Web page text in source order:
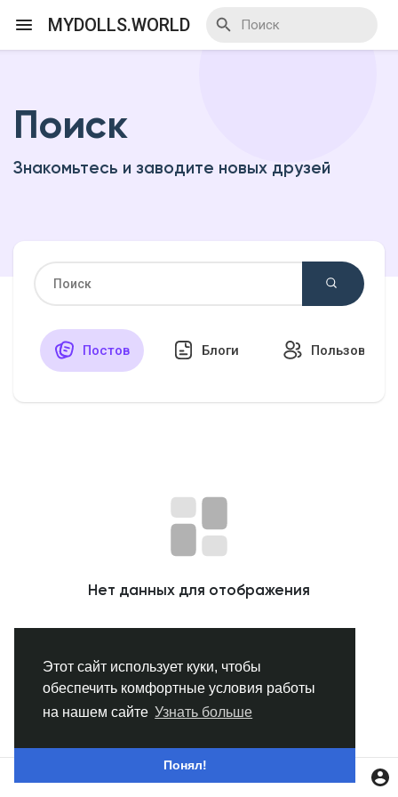
Этот сайт использует куки, чтобы
обеспечить комфортные условия работы
на нашем сайте Узнать больше
Понял!
MYDOLLS.WORLD
Я организатор
Смотреть Базар
Популярные посты
Найти сообщения
Поиск
Знакомьтесь и заводите новых друзей
Постов Блоги
Нет данных для отображения